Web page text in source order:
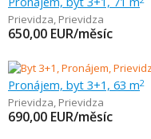
Prievidza, Prievidza
650,00 EUR/měsíc
Pronájem, byt 3+1, 63 m2
Prievidza, Prievidza
690,00 EUR/měsíc